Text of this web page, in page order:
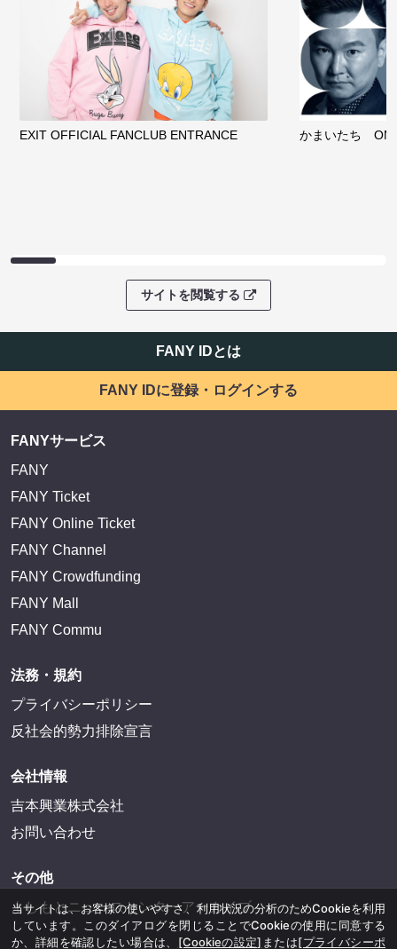
EXIT OFFICIAL FANCLUB ENTRANCE かまいたち
サイトを閲覧する
FANY IDとは
FANY IDに登録・ログインする
FANYサービス
FANY
FANY Ticket
FANY Online Ticket
FANY Channel
FANY Crowdfunding
FANY Mall
FANY Commu
法務・規約
プライバシーポリシー
反社会的勢力排除宣言
会社情報
吉本興業株式会社
お問い合わせ
その他
よしもとニュースセンターアーカイブ
当サイトは、お客様の使いやすさ、利用状況の分析のためCookieを利用
しています。このダイアログを閉じることでCookieの使用に同意する
か、詳細を確認したい場合は、 [Cookieの設定] または[プライバシーポ